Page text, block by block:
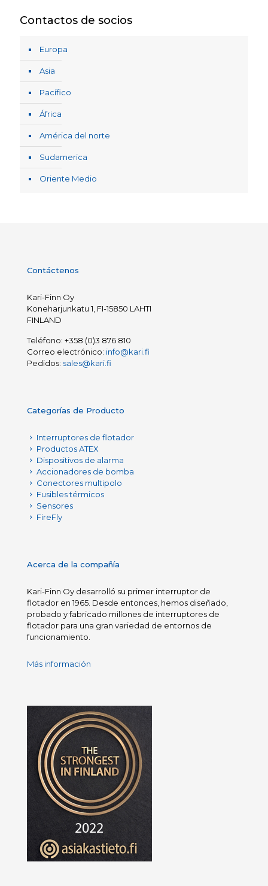
Contactos de socios
Europa
Asia
Pacífico
África
América del norte
Sudamerica
Oriente Medio
Contáctenos
Kari-Finn Oy
Koneharjunkatu 1, FI-15850 LAHTI
FINLAND
Teléfono: +358 (0)3 876 810
Correo electrónico: info@kari.fi
Pedidos: sales@kari.fi
Categorías de Producto
Interruptores de flotador
Productos ATEX
Dispositivos de alarma
Accionadores de bomba
Conectores multipolo
Fusibles térmicos
Sensores
FireFly
Acerca de la compañía
Kari-Finn Oy desarrolló su primer interruptor de
flotador en 1965. Desde entonces, hemos diseñado,
probado y fabricado millones de interruptores de
flotador para una gran variedad de entornos de
funcionamiento.
Más información